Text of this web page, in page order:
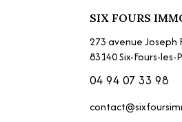
SIX FOURS
273 avenue Joseph
83140Six-Fours-les-
04 94 07 33 98